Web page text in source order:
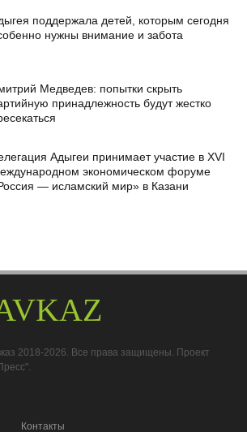
поддержала детей, которым сегодня
нужны внимание и забота
Медведев: попытки скрыть
принадлежность будут жестко
Адыгеи принимает участие в XVI
экономическом форуме
— исламский мир» в Казани
2018-2026. Все права защищены. Проект
Контакты